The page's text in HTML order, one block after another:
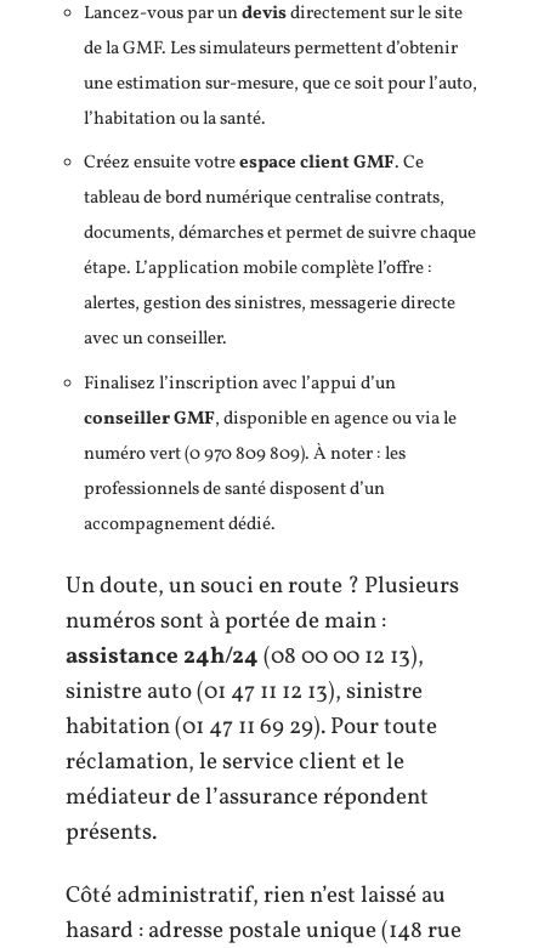
Lancez-vous par undevisdirectement sur le site
de la GMF. Les simulateurs permettent d’obtenir
une estimation sur-mesure, que ce soit pour l’auto,
l’habitation ou la santé.
Créez ensuite votreespace client GMF. Ce
tableau de bord numérique centralise contrats,
documents, démarches et permet de suivre chaque
étape. L’application mobile complète l’offre :
alertes, gestion des sinistres, messagerie directe
avec un conseiller.
Finalisez l’inscription avec l’appui d’un
conseiller GMF, disponible en agence ou via le
numéro vert (0 970 809 809). À noter : les
professionnels de santé disposent d’un
accompagnement dédié.
Un doute, un souci en route ? Plusieurs
numéros sont à portée de main :
assistance 24h/24(08 00 00 12 13),
sinistre auto (01 47 11 12 13), sinistre
habitation (01 47 11 69 29). Pour toute
réclamation, le service client et le
médiateur de l’assurance répondent
présents.
Côté administratif, rien n’est laissé au
hasard : adresse postale unique (148 rue